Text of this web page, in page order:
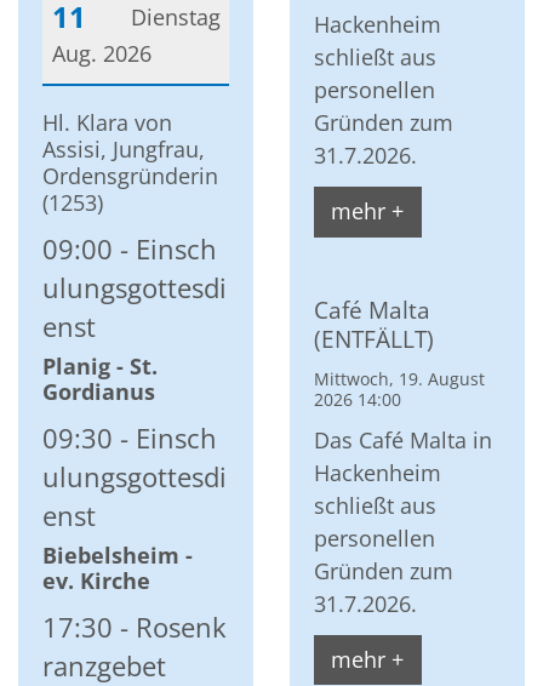
Dienstag
11
Aug. 2026
Datum: 11. August 2026
Hl. Klara von
Assisi, Jungfrau,
Ordensgründerin
(1253)
09:00
Einsch
ulungsgottesdi
enst
Planig - St.
Gordianus
09:30
Einsch
ulungsgottesdi
enst
Biebelsheim -
ev. Kirche
17:30
Rosenk
ranzgebet
Hackenheim
schließt aus
personellen
Gründen zum
31.7.2026.
mehr +
Café Malta
(ENTFÄLLT)
Mittwoch, 19. August
2026 14:00
Das Café Malta in
Hackenheim
schließt aus
personellen
Gründen zum
31.7.2026.
mehr +